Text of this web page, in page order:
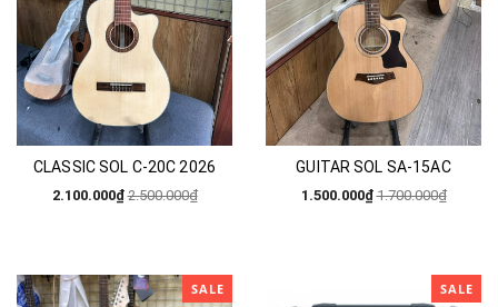
CLASSIC SOL C-20C 2026
2.100.000₫2.500.000₫
GUITAR SOL SA-15AC
1.500.000₫1.700.000₫
SALE SALE